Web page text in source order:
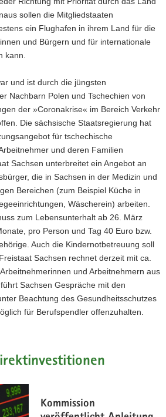
sollen die Mitgliedstaaten
ein Flughafen in ihrem Land für die
und Bürgern und für internationale
kann.
und ist durch die jüngsten
Nachbarn Polen und Tschechien von
der »Coronakrise« im Bereich Verkehr
Die sächsische Staatsregierung hat
für tschechische
und deren Familien
Sachsen unterbreitet ein Angebot an
die in Sachsen in der Medizin und
Bereichen (zum Beispiel Küche in
Wäscherein) arbeiten.
zum Lebensunterhalt ab 26. März
pro Person und Tag 40 Euro bzw.
Auch die Kindernotbetreuung soll
Sachsen rechnet derzeit mit ca.
und Arbeitnehmern aus
Sachsen Gespräche mit den
Beachtung des Gesundheitsschutzes
für Berufspendler offenzuhalten.
Kommission